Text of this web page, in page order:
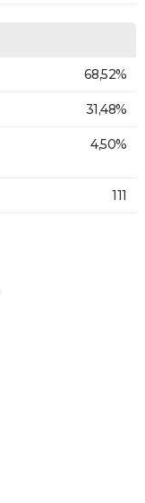
68,52%
31,48%
4,50%
111